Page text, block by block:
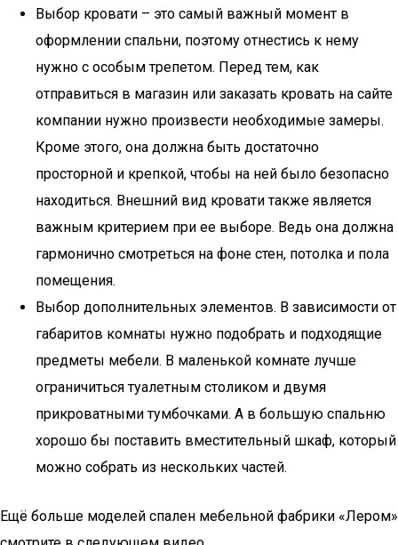
Выбор кровати – это самый важный момент в
оформлении спальни, поэтому отнестись к нему
нужно с особым трепетом. Перед тем, как
отправиться в магазин или заказать кровать на сайте
компании нужно произвести необходимые замеры.
Кроме этого, она должна быть достаточно
просторной и крепкой, чтобы на ней было безопасно
находиться. Внешний вид кровати также является
важным критерием при ее выборе. Ведь она должна
гармонично смотреться на фоне стен, потолка и пола
помещения.
Выбор дополнительных элементов. В зависимости от
габаритов комнаты нужно подобрать и подходящие
предметы мебели. В маленькой комнате лучше
ограничиться туалетным столиком и двумя
прикроватными тумбочками. А в большую спальню
хорошо бы поставить вместительный шкаф, который
можно собрать из нескольких частей.
Ещё больше моделей спален мебельной фабрики «Лером»